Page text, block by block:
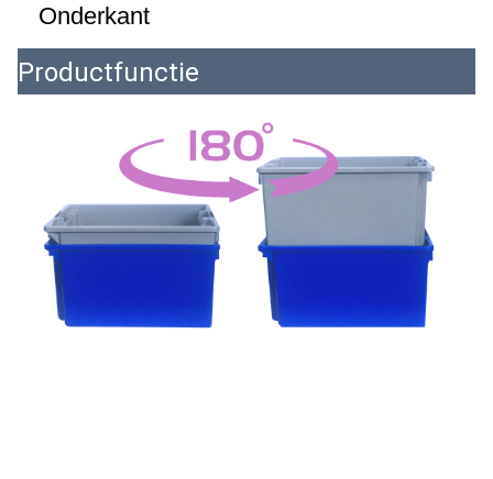
Onderkant
Productfunctie